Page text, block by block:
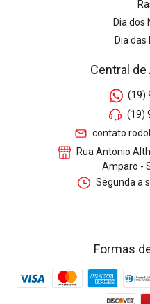
Dia dos
Dia das
Central
(19)
(19)
Rua Antonio
Amparo -
Segunda a
Formas